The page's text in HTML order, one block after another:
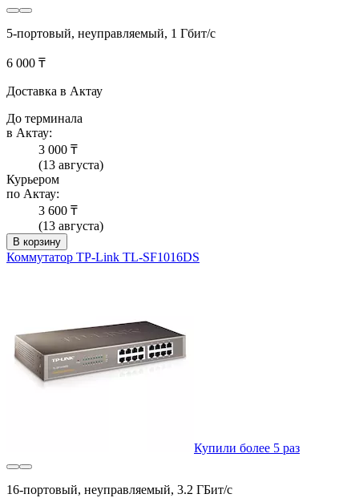
5-портовый, неуправляемый, 1 Гбит/с
6 000 ₸
Доставка в Актау
До терминала
в Актау:
3 000 ₸
(13 августа)
Курьером
по Актау:
3 600 ₸
(13 августа)
В корзину
Коммутатор TP-Link TL-SF1016DS
Купили более 5 раз
16-портовый, неуправляемый, 3.2 ГБит/с